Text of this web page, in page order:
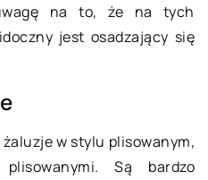
na to, że na tych
jest osadzający się
w stylu plisowanym,
Są bardzo